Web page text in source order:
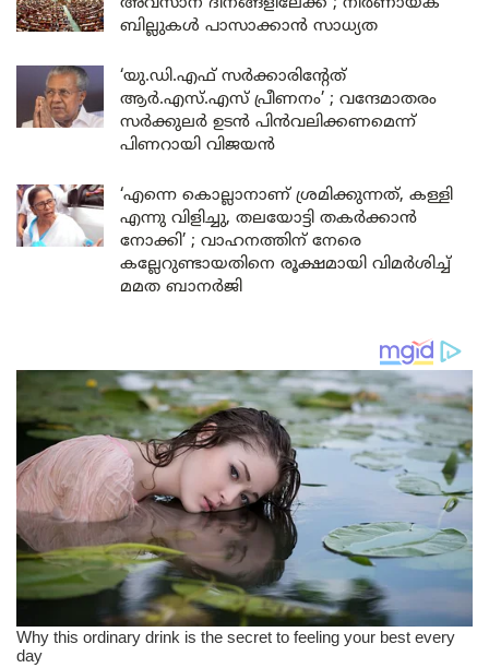
ബില്ലുകൾ പാസാക്കാൻ സാധ്യത
‘യു.ഡി.എഫ് സർക്കാരിന്റേത്
ആർ.എസ്.എസ് പ്രീണനം’ ; വന്ദേമാതരം
സർക്കുലർ ഉടൻ പിൻവലിക്കണമെന്ന്
പിണറായി വിജയൻ
‘എന്നെ കൊല്ലാനാണ് ശ്രമിക്കുന്നത്, കള്ളി
എന്നു വിളിച്ചു, തലയോട്ടി തകർക്കാൻ
നോക്കി’ ; വാഹനത്തിന് നേരെ
കല്ലേറുണ്ടായതിനെ രൂക്ഷമായി വിമർശിച്ച്
മമത ബാനർജി